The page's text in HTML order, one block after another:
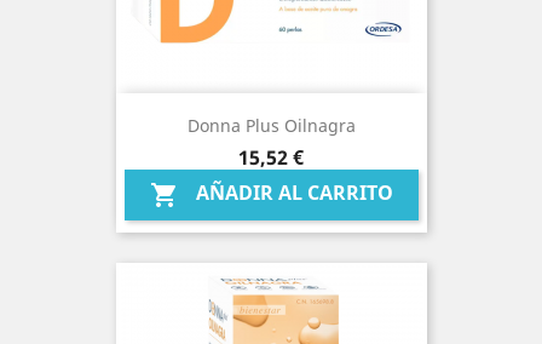
Donna Plus Oilnagra
Precio
15,52 €
 AÑADIR AL CARRITO